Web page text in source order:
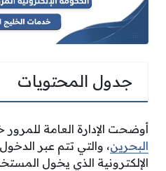
جدول المحتويات
أوضحت الإدارة العامة للمرور
البحرين، والتي تتم عبر
الإلكترونية الذي يخول